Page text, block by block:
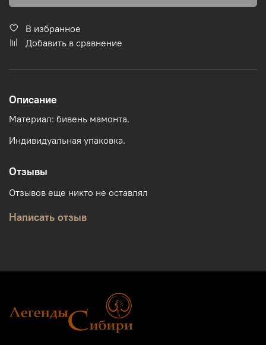
В избранное
Добавить в сравнение
Описание
Материал: бивень мамонта.
Индивидуальная упаковка.
Отзывы
Отзывов еще никто не оставлял
Написать отзыв